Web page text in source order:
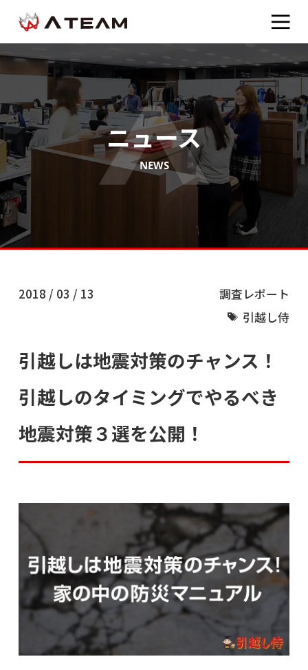
ニュース
NEWS
2018 / 03 / 13
調査レポート
引越し侍
引越しは地震対策のチャンス！
引越しのタイミングでやるべき
地震対策３選を公開！